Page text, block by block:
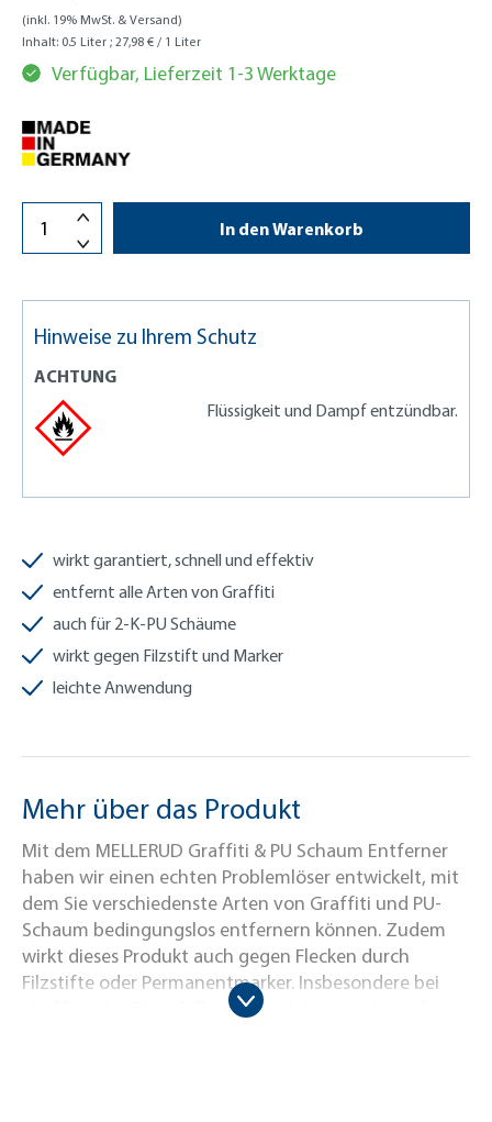
(inkl. 19% MwSt. & Versand)
Inhalt: 0.5 Liter ; 27,98 € / 1 Liter
Verfügbar, Lieferzeit 1-3 Werktage
In den Warenkorb
wirkt garantiert, schnell und effektiv
entfernt alle Arten von Graffiti
auch für 2-K-PU Schäume
wirkt gegen Filzstift und Marker
leichte Anwendung
Hinweise zu Ihrem Schutz
ACHTUNG
Flüssigkeit und Dampf entzündbar.
Mehr über das Produkt
Mit dem MELLERUD Graffiti & PU Schaum Entferner
haben wir einen echten Problemlöser entwickelt, mit
dem Sie verschiedenste Arten von Graffiti und PU-
Schaum bedingungslos entfernern können. Zudem
wirkt dieses Produkt auch gegen Flecken durch
Filzstifte oder Permanentmarker. Insbesondere bei
Graffiti oder Filzstiftflecken sind die Ursachen oft